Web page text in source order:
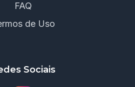
FAQ
de Uso
Sociais